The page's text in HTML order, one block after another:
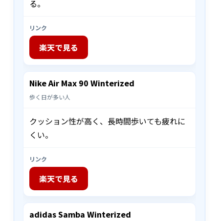
る。
リンク
楽天で見る
Nike Air Max 90 Winterized
歩く日が多い人
クッション性が高く、長時間歩いても疲れに
くい。
リンク
楽天で見る
adidas Samba Winterized